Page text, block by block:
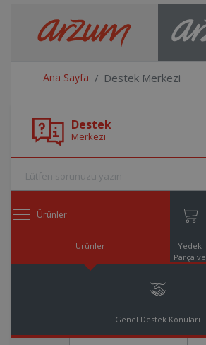
Ana Sayfa Destek Merkezi
Destek
Merkezi
Ürünler
Ürünler
Yedek
Parça ve
Genel Destek Konuları